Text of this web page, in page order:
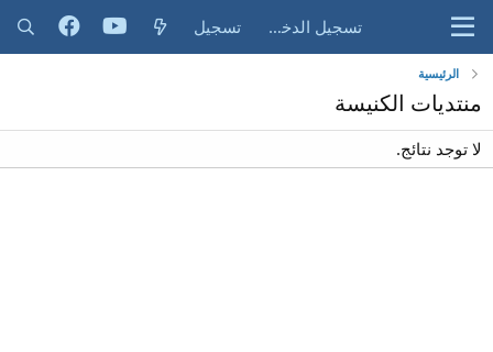
تسجيل الدخول تسجيل
الرئيسية
منتديات الكنيسة
لا توجد نتائج.